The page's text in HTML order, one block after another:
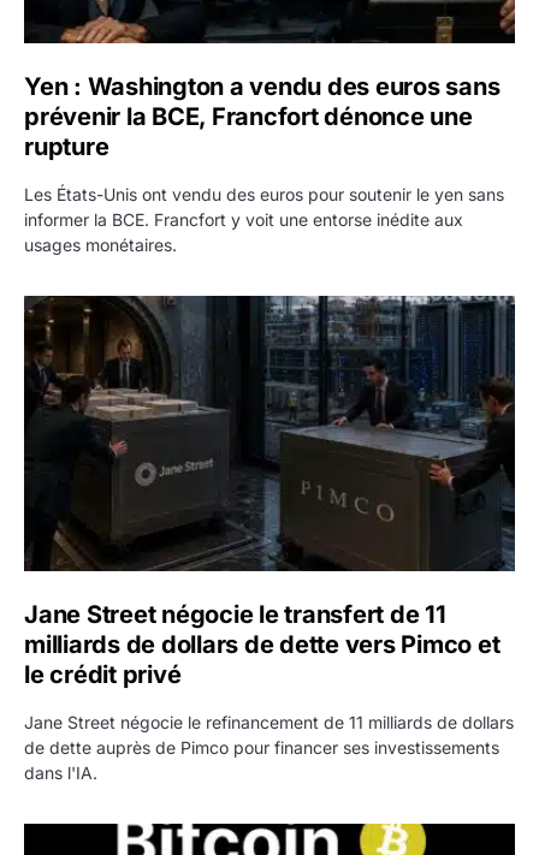
Yen : Washington a vendu des euros sans
prévenir la BCE, Francfort dénonce une
rupture
Les États-Unis ont vendu des euros pour soutenir le yen sans
informer la BCE. Francfort y voit une entorse inédite aux
usages monétaires.
Jane Street négocie le transfert de 11 milliards de
Jane Street négocie le transfert de 11
milliards de dollars de dette vers Pimco et
le crédit privé
Jane Street négocie le refinancement de 11 milliards de dollars
de dette auprès de Pimco pour financer ses investissements
dans l'IA.
Bitcoin stagne à 64 000 dollars pendant que les